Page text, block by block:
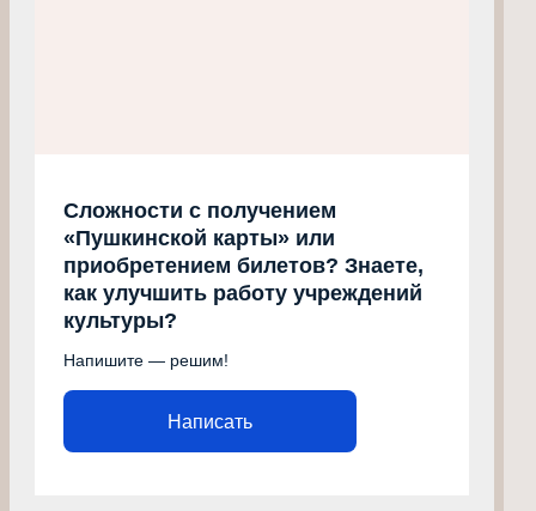
Сложности с получением
«Пушкинской карты» или
приобретением билетов? Знаете,
как улучшить работу учреждений
культуры?
Напишите — решим!
Написать